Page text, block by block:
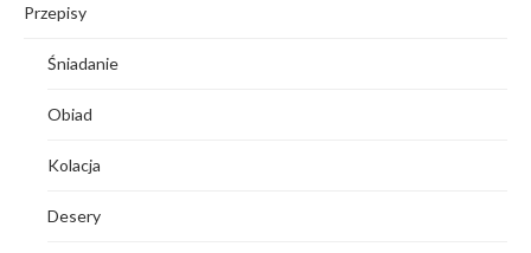
Przepisy
Śniadanie
Obiad
Kolacja
Desery